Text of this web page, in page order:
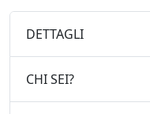
DETTAGLI
CHI SEI?